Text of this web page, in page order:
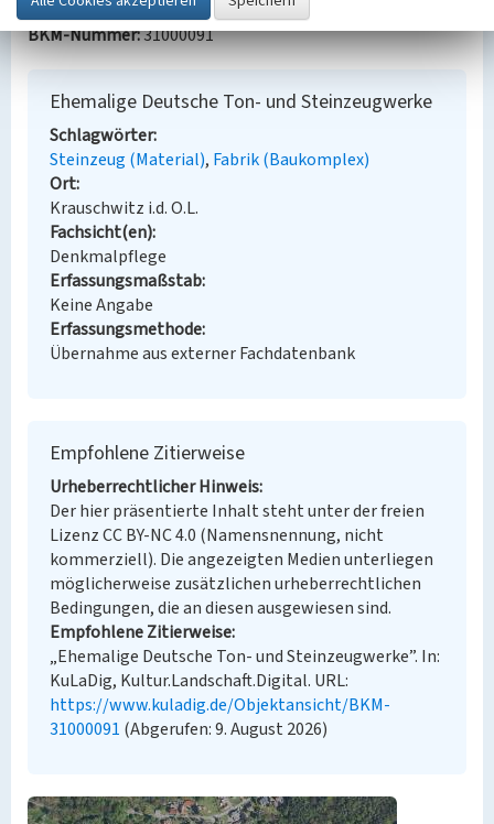
BKM-Nummer:31000091
Ehemalige Deutsche Ton- und Steinzeugwerke
Schlagwörter
Steinzeug (Material) Fabrik (Baukomplex)
Ort
Krauschwitz i.d. O.L.
Fachsicht(en)
Denkmalpflege
Erfassungsmaßstab
Keine Angabe
Erfassungsmethode
Übernahme aus externer Fachdatenbank
Empfohlene Zitierweise
Urheberrechtlicher Hinweis
Der hier präsentierte Inhalt steht unter der freien
Lizenz CC BY-NC 4.0 (Namensnennung, nicht
kommerziell). Die angezeigten Medien unterliegen
möglicherweise zusätzlichen urheberrechtlichen
Bedingungen, die an diesen ausgewiesen sind.
Empfohlene Zitierweise
„Ehemalige Deutsche Ton- und Steinzeugwerke”. In:
KuLaDig, Kultur.Landschaft.Digital. URL:
https://www.kuladig.de/Objektansicht/BKM-
31000091 (Abgerufen: 9. August 2026)